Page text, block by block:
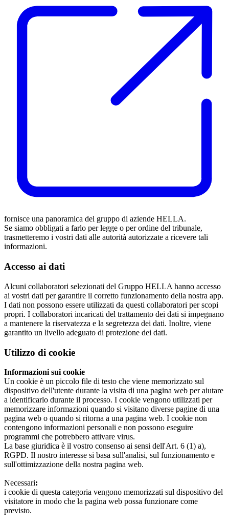
fornisce una panoramica del gruppo di aziende HELLA.
Se siamo obbligati a farlo per legge o per ordine del tribunale,
trasmetteremo i vostri dati alle autorità autorizzate a ricevere tali
informazioni.
Accesso ai dati
Alcuni collaboratori selezionati del Gruppo HELLA hanno accesso
ai vostri dati per garantire il corretto funzionamento della nostra app.
I dati non possono essere utilizzati da questi collaboratori per scopi
propri. I collaboratori incaricati del trattamento dei dati si impegnano
a mantenere la riservatezza e la segretezza dei dati. Inoltre, viene
garantito un livello adeguato di protezione dei dati.
Utilizzo di cookie
Informazioni sui cookie
Un cookie è un piccolo file di testo che viene memorizzato sul
dispositivo dell'utente durante la visita di una pagina web per aiutare
a identificarlo durante il processo. I cookie vengono utilizzati per
memorizzare informazioni quando si visitano diverse pagine di una
pagina web o quando si ritorna a una pagina web. I cookie non
contengono informazioni personali e non possono eseguire
programmi che potrebbero attivare virus.
La base giuridica è il vostro consenso ai sensi dell'Art. 6 (1) a),
RGPD. Il nostro interesse si basa sull'analisi, sul funzionamento e
sull'ottimizzazione della nostra pagina web.
Necessari:
i cookie di questa categoria vengono memorizzati sul dispositivo del
visitatore in modo che la pagina web possa funzionare come
previsto.